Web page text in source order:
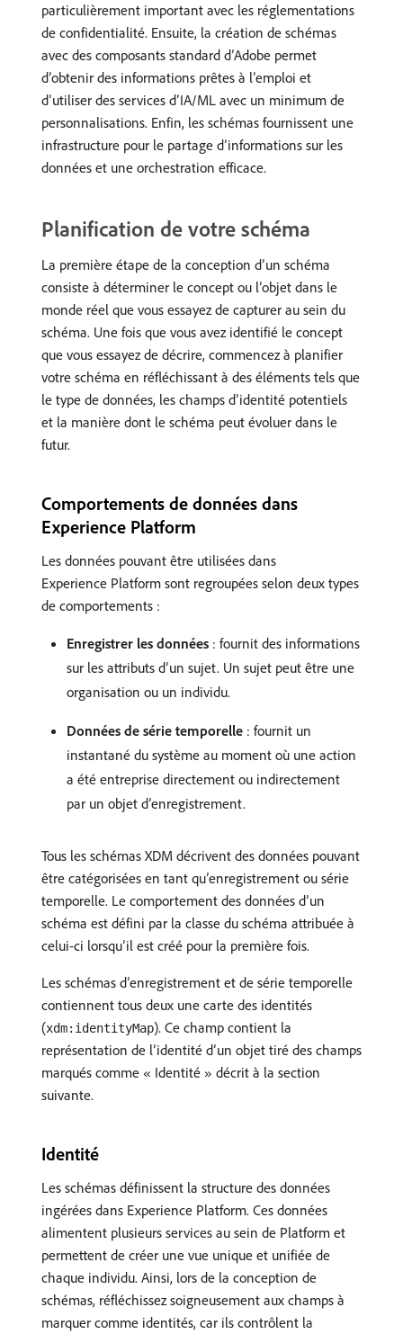
particulièrement important avec les réglementations
de confidentialité. Ensuite, la création de schémas
avec des composants standard d’Adobe permet
d’obtenir des informations prêtes à l’emploi et
d’utiliser des services d’IA/ML avec un minimum de
personnalisations. Enfin, les schémas fournissent une
infrastructure pour le partage d’informations sur les
données et une orchestration efficace.
Planification de votre schéma
La première étape de la conception d’un schéma
consiste à déterminer le concept ou l’objet dans le
monde réel que vous essayez de capturer au sein du
schéma. Une fois que vous avez identifié le concept
que vous essayez de décrire, commencez à planifier
votre schéma en réfléchissant à des éléments tels que
le type de données, les champs d’identité potentiels
et la manière dont le schéma peut évoluer dans le
futur.
Comportements de données dans
Experience Platform
Les données pouvant être utilisées dans
Experience Platform sont regroupées selon deux types
de comportements :
Enregistrer les données : fournit des informations
sur les attributs d’un sujet. Un sujet peut être une
organisation ou un individu.
Données de série temporelle : fournit un
instantané du système au moment où une action
a été entreprise directement ou indirectement
par un objet d’enregistrement.
Tous les schémas XDM décrivent des données pouvant
être catégorisées en tant qu’enregistrement ou série
temporelle. Le comportement des données d’un
schéma est défini par la classe du schéma attribuée à
celui-ci lorsqu’il est créé pour la première fois.
Les schémas d’enregistrement et de série temporelle
contiennent tous deux une carte des identités
(xdm:identityMap). Ce champ contient la
représentation de l’identité d’un objet tiré des champs
marqués comme « Identité » décrit à la section
suivante.
Identité
Les schémas définissent la structure des données
ingérées dans Experience Platform. Ces données
alimentent plusieurs services au sein de Platform et
permettent de créer une vue unique et unifiée de
chaque individu. Ainsi, lors de la conception de
schémas, réfléchissez soigneusement aux champs à
marquer comme identités, car ils contrôlent la